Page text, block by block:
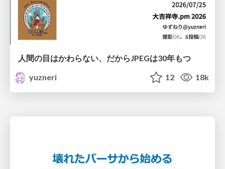
人間の目はかわらない、だからJPEGは30年もつ
yuzneri
12 18k